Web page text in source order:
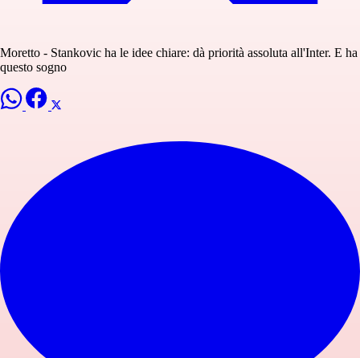
Moretto - Stankovic ha le idee chiare: dà priorità assoluta all'Inter. E ha
questo sogno